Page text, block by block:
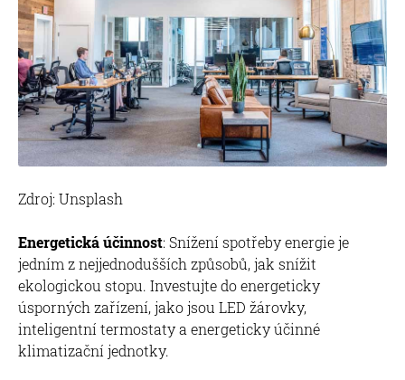
Zdroj: Unsplash
Energetická účinnost: Snížení spotřeby energie je
jedním z nejjednodušších způsobů, jak snížit
ekologickou stopu. Investujte do energeticky
úsporných zařízení, jako jsou LED žárovky,
inteligentní termostaty a energeticky účinné
klimatizační jednotky.